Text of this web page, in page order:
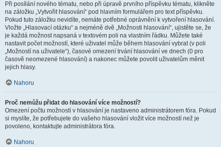
Při posílání nového tématu, nebo při úpravě prvního příspěvku tématu, klikněte
na záložku „Vytvořit hlasování“ pod hlavním formulářem pro text příspěvku.
Pokud tuto záložku nevidíte, nemáte potřebné oprávnění k vytvoření hlasování.
Vložte „Hlasovací otázku“ a nejméně dvě „Možnosti hlasování“, ujistěte se, že
je každá možnost napsaná v textovém poli na vlastním řádku. Můžete také
nastavit počet možností, které uživatel může během hlasování vybrat (v poli
„Možností na uživatele“), časové omezení trvání hlasování ve dnech (0 pro
časově neomezené hlasování) a nakonec můžete povolit uživatelům měnit
jejich hlasy.
Nahoru
Proč nemůžu přidat do hlasování více možností?
Omezení počtu možností v hlasování je nastaveno administrátorem fóra. Pokud
si myslíte, že potřebujete do vašeho hlasování vložit více možností než je
povoleno, kontaktujte administrátora fóra.
Nahoru